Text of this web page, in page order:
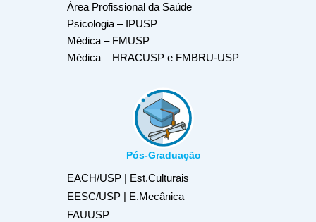
Área Profissional da Saúde
Psicologia – IPUSP
Médica – FMUSP
Médica – HRACUSP e FMBRU-USP
Pós-Graduação
EACH/USP | Est.Culturais
EESC/USP | E.Mecânica
FAUUSP